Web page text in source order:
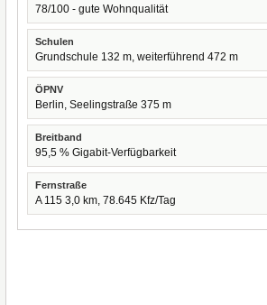
78/100 - gute Wohnqualität
Schulen
Grundschule 132 m, weiterführend 472 m
ÖPNV
Berlin, Seelingstraße 375 m
Breitband
95,5 % Gigabit-Verfügbarkeit
Fernstraße
A 115 3,0 km, 78.645 Kfz/Tag